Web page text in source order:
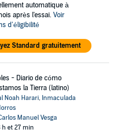
automatique à
après l'essai. Voir
d'éligibilité
Standard gratuitement
- Diario de cómo
la Tierra (latino)
Noah Harari, Inmaculada
Manuel Vesga
h et 27 min